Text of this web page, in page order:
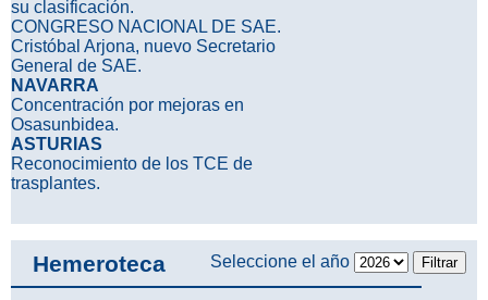
su clasificación.
CONGRESO NACIONAL DE SAE.
Cristóbal Arjona, nuevo Secretario
General de SAE.
NAVARRA
Concentración por mejoras en
Osasunbidea.
ASTURIAS
Reconocimiento de los TCE de
trasplantes.
Seleccione el año
Hemeroteca